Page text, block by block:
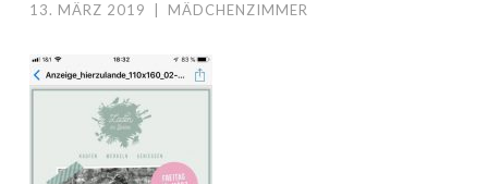
13. MÄRZ 2019 MÄDCHENZIMMER